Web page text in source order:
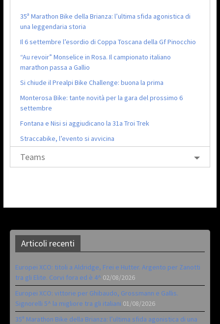
35ª Marathon Bike della Brianza: l’ultima sfida agonistica di
una leggendaria storia
Il 6 settembre l’esordio di Coppa Toscana della Gf Pinocchio
“Au revoir” Monselice in Rosa. Il campionato italiano
marathon passa a Gallio
Si chiude il Prealpi Bike Challenge: buona la prima
Monterosa Bike: tante novità per la gara del prossimo 6
settembre
Fontana e Nisi si aggiudicano la 31a Troi Trek
Straccabike, l’evento si avvicina
Teams
Articoli recenti
Europei XCO: titoli a Aldridge, Frei e Hutter. Argento per Zanotti
tra gli Elite. Corvi fora ed è 4^ 02/08/2026
Europei XCO: vittorie per Ghibaudo, Grossmann e Gallis.
Signorelli 5^ la migliore tra gli italiani 01/08/2026
35ª Marathon Bike della Brianza: l’ultima sfida agonistica di una